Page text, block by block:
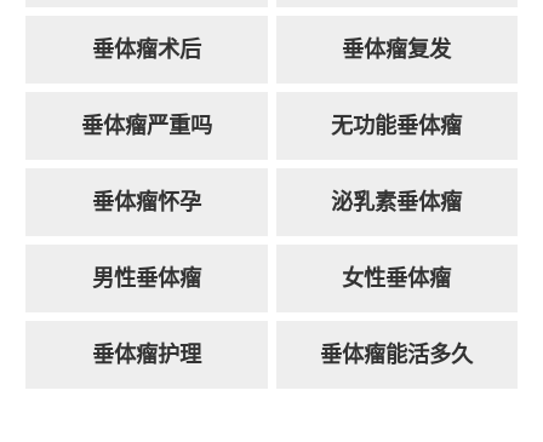
垂体瘤术后 垂体瘤复发
垂体瘤严重吗 无功能垂体瘤
垂体瘤怀孕 泌乳素垂体瘤
男性垂体瘤 女性垂体瘤
垂体瘤护理 垂体瘤能活多久